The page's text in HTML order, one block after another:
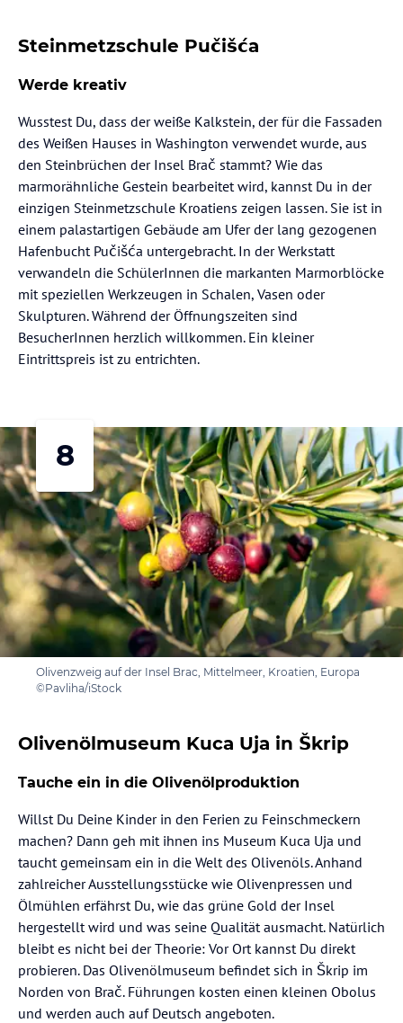
Steinmetzschule Pučišća
Werde kreativ
Wusstest Du, dass der weiße Kalkstein, der für die Fassaden
des Weißen Hauses in Washington verwendet wurde, aus
den Steinbrüchen der Insel Brač stammt? Wie das
marmorähnliche Gestein bearbeitet wird, kannst Du in der
einzigen Steinmetzschule Kroatiens zeigen lassen. Sie ist in
einem palastartigen Gebäude am Ufer der lang gezogenen
Hafenbucht Pučišća untergebracht. In der Werkstatt
verwandeln die SchülerInnen die markanten Marmorblöcke
mit speziellen Werkzeugen in Schalen, Vasen oder
Skulpturen. Während der Öffnungszeiten sind
BesucherInnen herzlich willkommen. Ein kleiner
Eintrittspreis ist zu entrichten.
8
Olivenzweig auf der Insel Brac, Mittelmeer, Kroatien, Europa
©Pavliha/iStock
Olivenölmuseum Kuca Uja in Škrip
Tauche ein in die Olivenölproduktion
Willst Du Deine Kinder in den Ferien zu Feinschmeckern
machen? Dann geh mit ihnen ins Museum Kuca Uja und
taucht gemeinsam ein in die Welt des Olivenöls. Anhand
zahlreicher Ausstellungsstücke wie Olivenpressen und
Ölmühlen erfährst Du, wie das grüne Gold der Insel
hergestellt wird und was seine Qualität ausmacht. Natürlich
bleibt es nicht bei der Theorie: Vor Ort kannst Du direkt
probieren. Das Olivenölmuseum befindet sich in Škrip im
Norden von Brač. Führungen kosten einen kleinen Obolus
und werden auch auf Deutsch angeboten.